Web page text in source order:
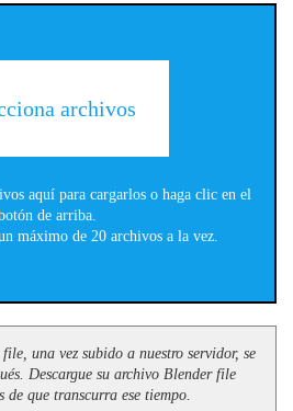
archivos
aquí para cargarlos o haga clic en el
de arriba.
máximo de 20 archivos a la vez.
una vez subido a nuestro servidor, se
Descargue su archivo Blender file
de que transcurra ese tiempo.